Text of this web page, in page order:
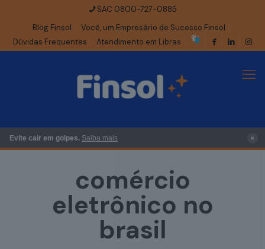
SAC 0800-727-0885
Blog Finsol
Você, um Empresário de Sucesso Finsol
Dúvidas Frequentes
Atendimento em Libras
Evite cair em golpes. Saiba mais ×
comércio
eletrônico no
brasil